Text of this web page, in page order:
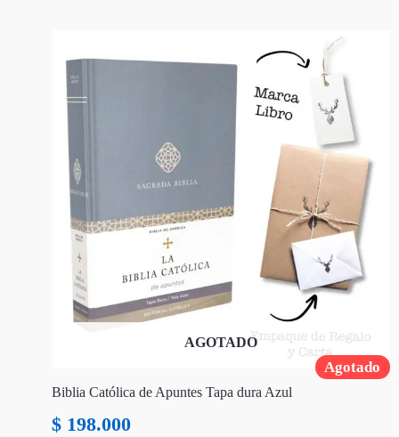
Agotado
AGOTADO
Biblia Católica de Apuntes Tapa dura Azul
$ 198.000